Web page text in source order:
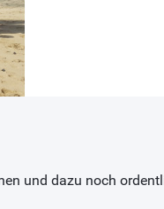
und dazu noch